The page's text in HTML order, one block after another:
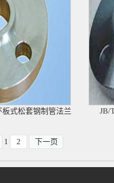
式松套钢制管法兰 JB/
1 2 下一页